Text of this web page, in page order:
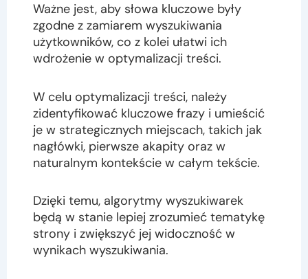
Ważne jest, aby słowa kluczowe były
zgodne z zamiarem wyszukiwania
użytkowników, co z kolei ułatwi ich
wdrożenie w optymalizacji treści.
W celu optymalizacji treści, należy
zidentyfikować kluczowe frazy i umieścić
je w strategicznych miejscach, takich jak
nagłówki, pierwsze akapity oraz w
naturalnym kontekście w całym tekście.
Dzięki temu, algorytmy wyszukiwarek
będą w stanie lepiej zrozumieć tematykę
strony i zwiększyć jej widoczność w
wynikach wyszukiwania.